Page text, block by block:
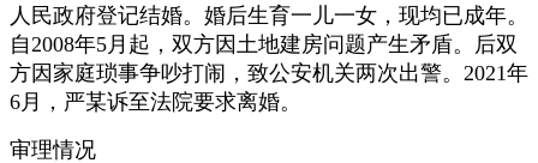
人民政府登记结婚。婚后生育一儿一女，现均已成年。
自2008年5月起，双方因土地建房问题产生矛盾。后双
方因家庭琐事争吵打闹，致公安机关两次出警。2021年
6月，严某诉至法院要求离婚。
审理情况